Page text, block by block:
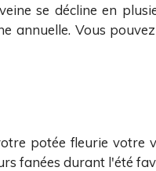
se décline en
annuelle. Vous
potée fleurie votre
fanées durant l'été